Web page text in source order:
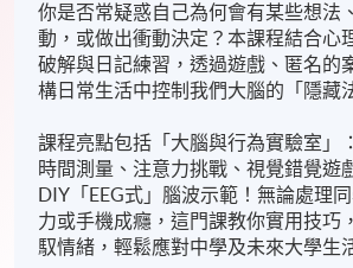
你是否常疑惑自己為何會有某些想法
動，或做出衝動決定？本課程結合心
破解與日記練習，透過遊戲、匿名的
構日常生活中控制我們大腦的「隱藏
課程亮點包括「大腦與行為實驗室」
時間測量、注意力挑戰、視覺錯覺遊
DIY「EEG式」腦波示範！無論處理
力或手機成癮，這門課教你實用技巧
馭情緒，輕鬆應對中學及未來大學生